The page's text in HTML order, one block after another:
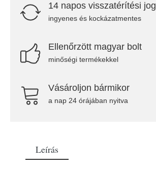
14 napos visszatérítési jog
ingyenes és kockázatmentes
Ellenőrzött magyar bolt
minőségi termékekkel
Vásároljon bármikor
a nap 24 órájában nyitva
Leírás